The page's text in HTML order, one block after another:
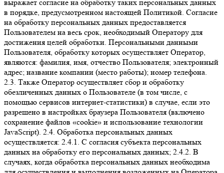
выражает согласие на обработку таких персональных данных
в порядке, предусмотренном настоящей Политикой. Согласие
на обработку персональных данных предоставляется
Пользователем на весь срок, необходимый Оператору для
достижения целей обработки. Персональными данными
Пользователя, обработку которых осуществляет Оператор,
являются: фамилия, имя, отчество Пользователя; электронный
адрес; название компании (место работы); номер телефона.
2.3. Также Оператор осуществляет сбор и обработку
обезличенных данных о Пользователе (в том числе, с
помощью сервисов интернет-статистики) в случае, если это
разрешено в настройках браузера Пользователя (включено
сохранение файлов «cookie» и использование технологии
JavaScript). 2.4. Обработка персональных данных
осуществляется: 2.4.1. С согласия субъекта персональных
данных на обработку его персональных данных; 2.4.2. В
случаях, когда обработка персональных данных необходима